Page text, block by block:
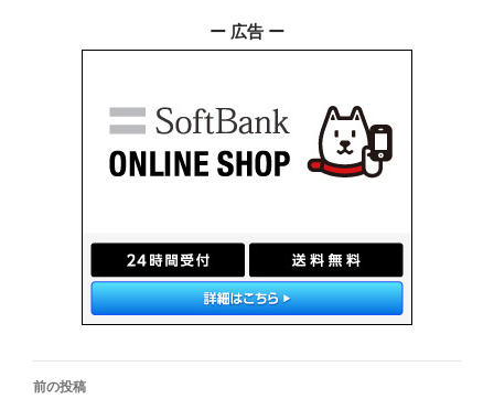
ー 広告 ー
投
前の投稿